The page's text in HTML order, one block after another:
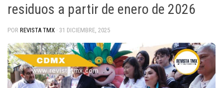
residuos a partir de enero de 2026
POR REVISTA TMX · 31 DICIEMBRE, 2025